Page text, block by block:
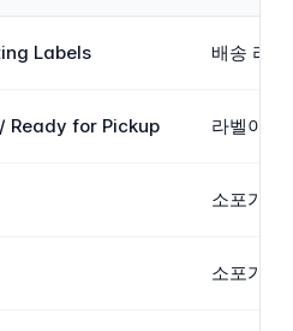
Labels 배송 라
Ready for Pickup 라벨이
소포가
소포가